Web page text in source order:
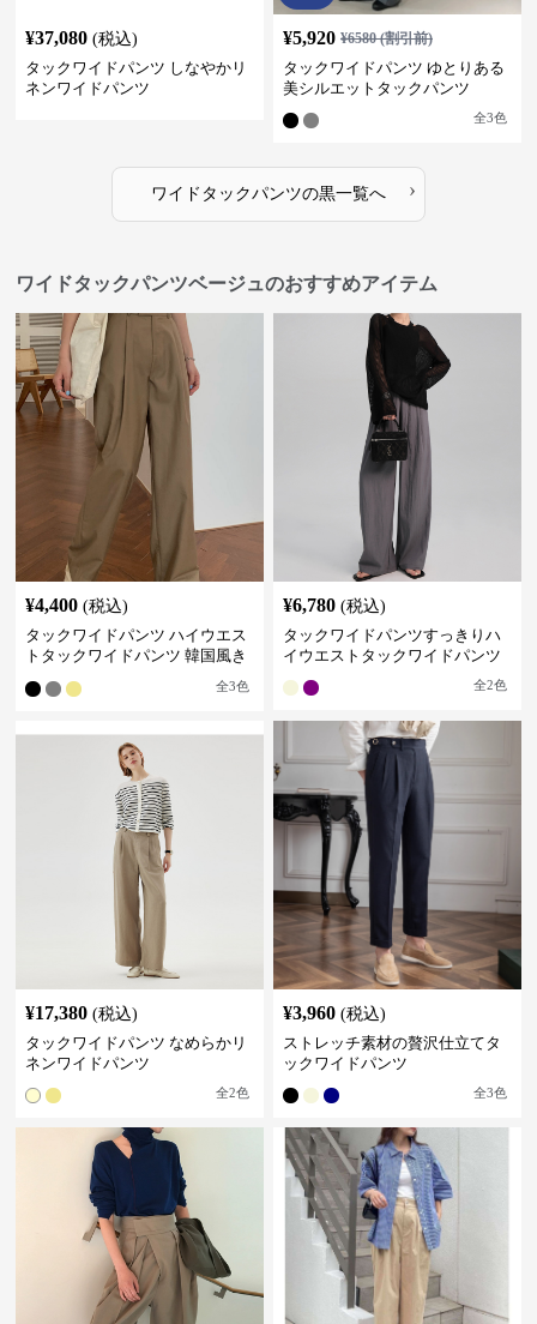
¥37,080 (税込)
タックワイドパンツ しなやかリ
ネンワイドパンツ
¥5,920 ¥6580(割引前)
タックワイドパンツ ゆとりある
美シルエットタックパンツ
全3色
ワイドタックパンツの黒一覧へ ›
ワイドタックパンツベージュのおすすめアイテム
¥4,400 (税込)
タックワイドパンツ ハイウエス
トタックワイドパンツ 韓国風き
全3色
¥6,780 (税込)
タックワイドパンツすっきりハ
イウエストタックワイドパンツ
全2色
¥17,380 (税込)
タックワイドパンツ なめらかリ
ネンワイドパンツ
全2色
¥3,960 (税込)
ストレッチ素材の贅沢仕立てタ
ックワイドパンツ
全3色